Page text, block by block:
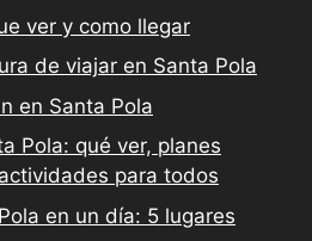
ver y como llegar
de viajar en Santa Pola
en Santa Pola
Pola: qué ver, planes
para todos
en un día: 5 lugares